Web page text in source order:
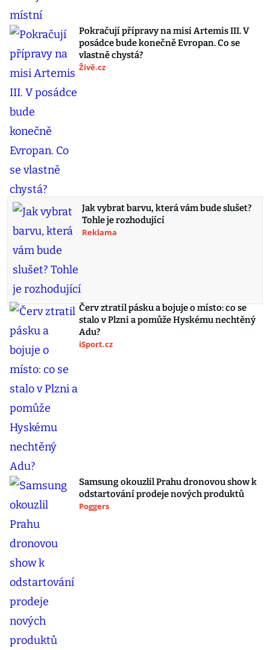
Pokračují přípravy na misi Artemis III. V
posádce bude konečně Evropan. Co se
vlastně chystá?
Živě.cz
Jak vybrat barvu, která vám bude slušet?
Tohle je rozhodující
Reklama
Červ ztratil pásku a bojuje o místo: co se
stalo v Plzni a pomůže Hyskému nechtěný
Adu?
iSport.cz
Samsung okouzlil Prahu dronovou show k
odstartování prodeje nových produktů
Poggers